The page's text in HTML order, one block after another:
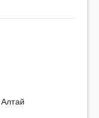
Алтай